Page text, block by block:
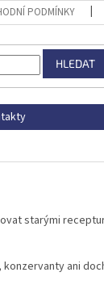
PODMÍNKY
HLEDAT
starými
ani